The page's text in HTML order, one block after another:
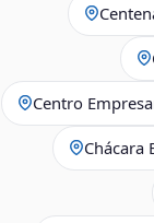
Centro
Chácara